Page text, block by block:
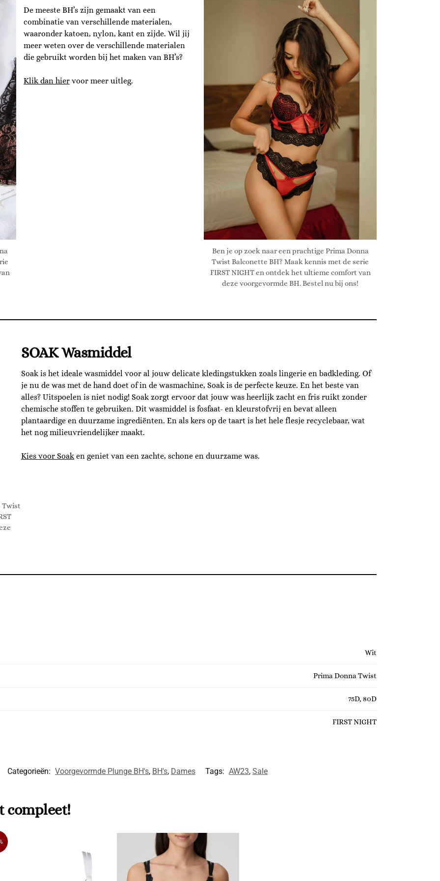
De meeste BH’s zijn gemaakt van een
combinatie van verschillende materialen,
waaronder katoen, nylon, kant en zijde. Wil jij
meer weten over de verschillende materialen
die gebruikt worden bij het maken van BH’s?
Klik dan hiervoor meer uitleg.
Ben je op zoek naar een prachtige Prima Donna
Twist Balconette BH? Maak kennis met de serie
FIRST NIGHT en ontdek het ultieme comfort van
deze voorgevormde BH. Bestel nu bij ons!
Twist
SOAK Wasmiddel
Soak is het ideale wasmiddel voor al jouw delicate kledingstukken zoals lingerie en badkleding. Of
je nu de was met de hand doet of in de wasmachine, Soak is de perfecte keuze. En het beste van
alles? Uitspoelen is niet nodig! Soak zorgt ervoor dat jouw was heerlijk zacht en fris ruikt zonder
chemische stoffen te gebruiken. Dit wasmiddel is fosfaat- en kleurstofvrij en bevat alleen
plantaardige en duurzame ingrediënten. En als kers op de taart is het hele flesje recyclebaar, wat
het nog milieuvriendelijker maakt.
Kies voor Soak en geniet van een zachte, schone en duurzame was.
Wit
Prima Donna Twist
75D, 80D
FIRST NIGHT
Categorieën: Voorgevormde Plunge BH's, BH's, Dames Tags: AW23, Sale
compleet!